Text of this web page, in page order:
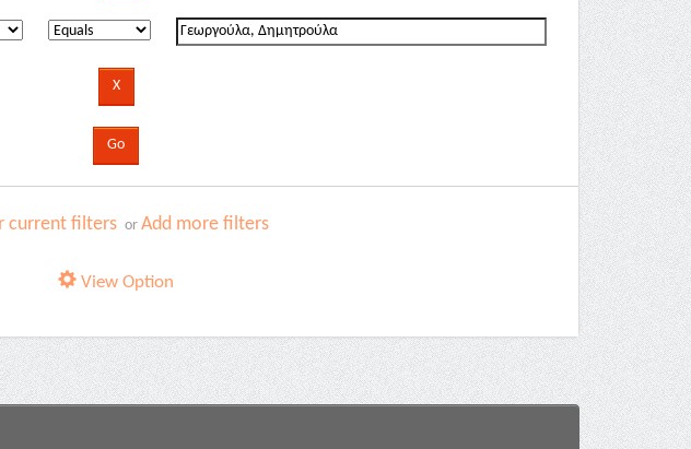
current filters orAdd more filters
View Option